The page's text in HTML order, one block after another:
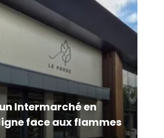
Intermarché en
face aux flammes